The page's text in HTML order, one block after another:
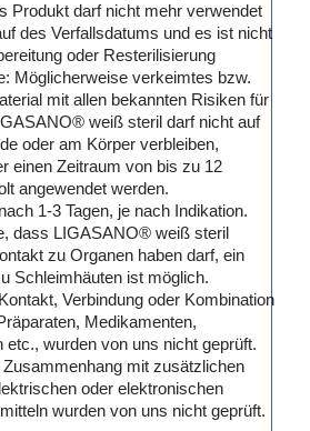
Produkt darf nicht mehr verwendet
des Verfallsdatums und es ist nicht
oder Resterilisierung
Möglicherweise verkeimtes bzw.
mit allen bekannten Risiken für
weiß steril darf nicht auf
oder am Körper verbleiben,
einen Zeitraum von bis zu 12
angewendet werden.
1-3 Tagen, je nach Indikation.
dass LIGASANO® weiß steril
zu Organen haben darf, ein
Schleimhäuten ist möglich.
Verbindung oder Kombination
Medikamenten,
etc., wurden von uns nicht geprüft.
mit zusätzlichen
oder elektronischen
wurden von uns nicht geprüft.